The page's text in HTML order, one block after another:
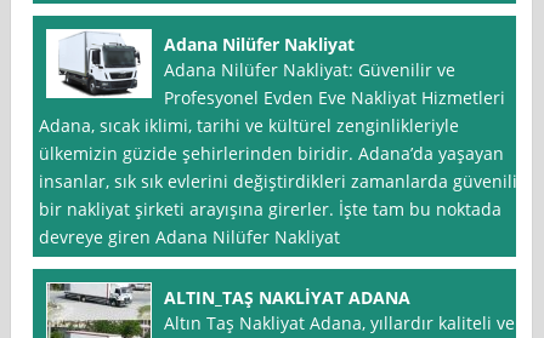
Adana Nilüfer Nakliyat
Adana Nilüfer Nakliyat: Güvenilir ve
Profesyonel Evden Eve Nakliyat Hizmetleri
Adana, sıcak iklimi, tarihi ve kültürel zenginlikleriyle
ülkemizin güzide şehirlerinden biridir. Adana’da yaşayan
insanlar, sık sık evlerini değiştirdikleri zamanlarda güvenilir
bir nakliyat şirketi arayışına girerler. İşte tam bu noktada
devreye giren Adana Nilüfer Nakliyat
ALTIN_TAŞ NAKLİYAT ADANA
Altın Taş Nakliyat Adana, yıllardır kaliteli ve